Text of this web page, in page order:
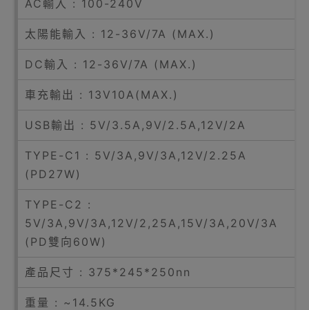
AC輸入 : 100-240V
太陽能輸入 : 12-36V/7A (MAX.)
DC輸入 : 12-36V/7A (MAX.)
車充輸出 : 13V10A(MAX.)
USB輸出 : 5V/3.5A,9V/2.5A,12V/2A
TYPE-C1 : 5V/3A,9V/3A,12V/2.25A
(PD27W)
TYPE-C2 :
5V/3A,9V/3A,12V/2,25A,15V/3A,20V/3A
(PD雙向60W)
產品尺寸 : 375*245*250nn
重量 : ~14.5KG